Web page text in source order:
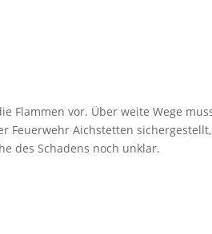
vor. Über weite Wege
Feuerwehr Aichstetten
des Schadens noch unklar.